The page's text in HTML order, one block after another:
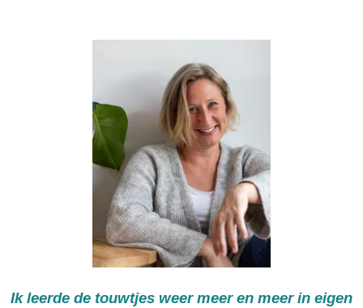
Ik leerde de touwtjes weer meer en meer in eigen